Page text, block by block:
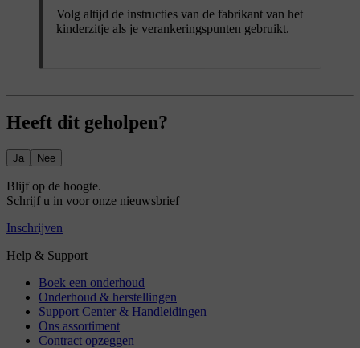
Volg altijd de instructies van de fabrikant van het
kinderzitje als je verankeringspunten gebruikt.
Heeft dit geholpen?
Ja Nee